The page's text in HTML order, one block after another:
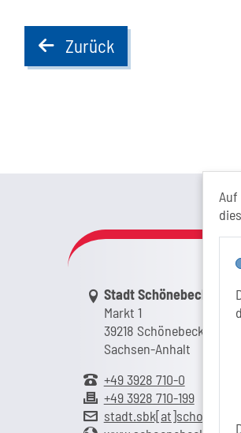
Auf
backZurück
Link zur Google-Maps
Stadt Schönebeck
Markt 1
39218 Schönebeck (Elbe)
Sachsen-Anhalt
+49 3928 710-0
+49 3928 710-199